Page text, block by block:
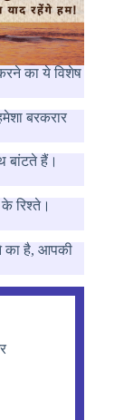
का ये विशेष
बरकरार
बांटते हैं।
रिश्ते।
का है, आपकी